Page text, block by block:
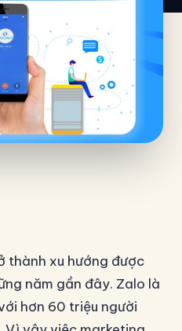
thành xu hướng được
năm gần đây. Zalo là
hơn 60 triệu người